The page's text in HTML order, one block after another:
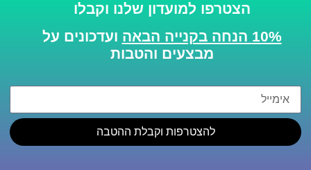
הצטרפו למועדון שלנו וקבלו
10% הנחה בקנייה הבאה
ועדכונים על
מבצעים והטבות
להצטרפות וקבלת ההטבה